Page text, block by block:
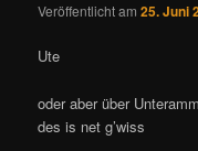
Veröffentlicht am25. Juni
Ute
oder aber über
des is net g’wiss